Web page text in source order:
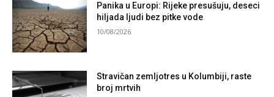
Panika u Europi: Rijeke presušuju, deseci
hiljada ljudi bez pitke vode
10/08/2026
Stravičan zemljotres u Kolumbiji, raste
broj mrtvih